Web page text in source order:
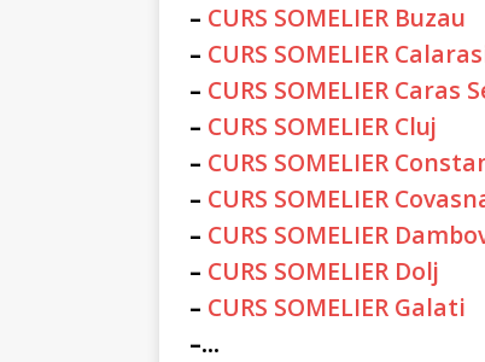
– CURS SOMELIER Buzau
– CURS SOMELIER
– CURS SOMELIER Caras
– CURS SOMELIER Cluj
– CURS SOMELIER
– CURS SOMELIER
– CURS SOMELIER
– CURS SOMELIER Dolj
– CURS SOMELIER Galati
–...